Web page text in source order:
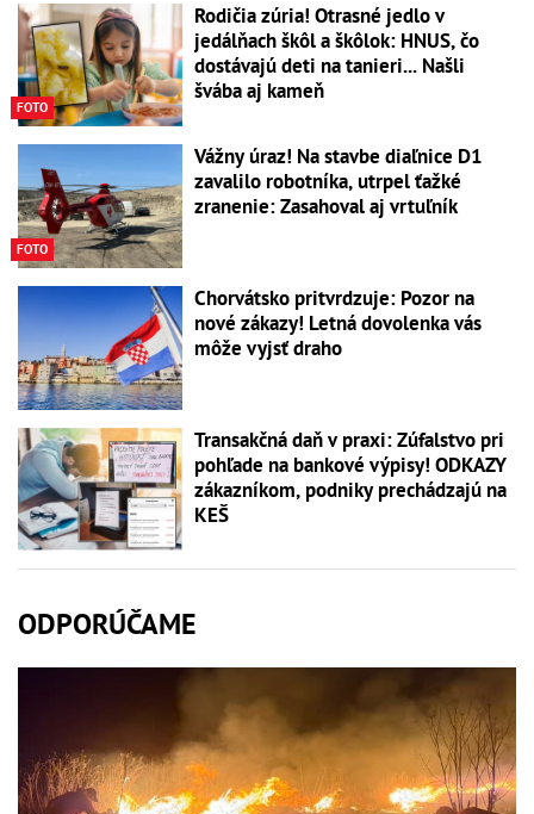
FOTO
Rodičia zúria! Otrasné jedlo v
jedálňach škôl a škôlok: HNUS, čo
dostávajú deti na tanieri... Našli
švába aj kameň
FOTO
Vážny úraz! Na stavbe diaľnice D1
zavalilo robotníka, utrpel ťažké
zranenie: Zasahoval aj vrtuľník
Chorvátsko pritvrdzuje: Pozor na
nové zákazy! Letná dovolenka vás
môže vyjsť draho
Transakčná daň v praxi: Zúfalstvo pri
pohľade na bankové výpisy! ODKAZY
zákazníkom, podniky prechádzajú na
KEŠ
ODPORÚČAME